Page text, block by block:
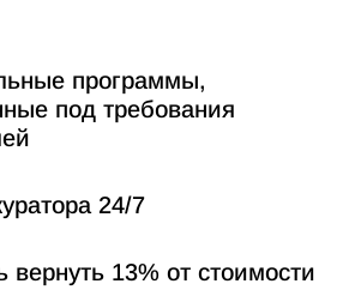
программы,
под требования
24/7
вернуть 13% от стоимости